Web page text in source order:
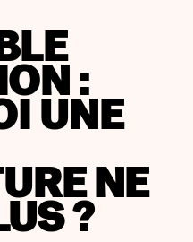
:
UNE
NE
?